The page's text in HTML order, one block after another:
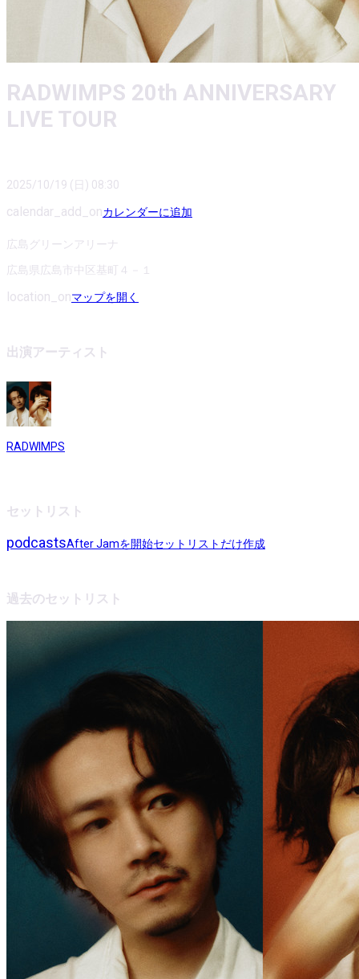
RADWIMPS 20th ANNIVERSARY
LIVE TOUR
2025/10/19 (日) 08:30
calendar_add_onカレンダーに追加
広島グリーンアリーナ
広島県広島市中区基町４－１
location_onマップを開く
出演アーティスト
RADWIMPS
セットリスト
podcastsAfter Jamを開始セットリストだけ作成
過去のセットリスト